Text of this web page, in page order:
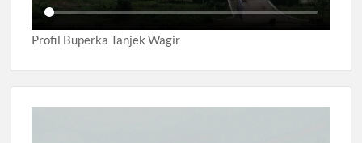
Profil Buperka Tanjek Wagir